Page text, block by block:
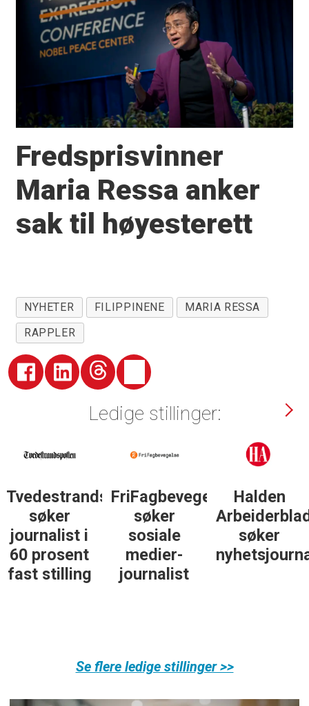
Fredsprisvinner
Maria Ressa anker
sak til høyesterett
NYHETER FILIPPINENE
MARIA RESSA
RAPPLER
Ledige stillinger:
Tvedestrandsposten
søker
journalist i
60 prosent
fast stilling
FriFagbevegelse
søker
sosiale
medier-
journalist
Halden
søker
Se flere ledige stillinger >>